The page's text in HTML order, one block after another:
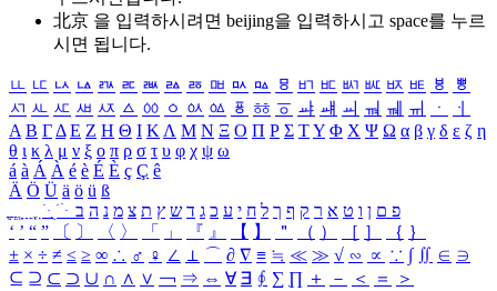
北京 을 입력하시려면 beijing을 입력하시고 space를 누르
시면 됩니다.
ㅥ ㅦ ㅧ ㅨ ㅩ ㅪ ㅫ ㅬ ㅭ ㅮ ㅯ ㅰ ㅱ ㅲ ㅳ ㅴ ㅵ ㅶ ㅷ ㅸ
ㅹ
ㅺ ㅻ ㅼ ㅽ ㅾ ㅿ ㆀ ㆁ ㆂ ㆃ ㆄ ㆅ ㆆ ㆇ ㆈ ㆉ ㆊ ㆋ ㆌ ㆍ
ㆎ
Α Β ΓΔ Ε Ζ Η Θ Ι ΚΛ Μ Ν Ξ Ο Π Ρ Σ ΤΥ Φ Χ Ψ Ω α β γ δ ε ζ η
θ ι κ λ μ ν ξ ο π ρ σ τ υ φ χ ψ ω
á à Á À é è É È ç Ç ê
Ä Ö Ü ä ö ü ß
ִֶֹ ֻּ ׁׂ פ ם ן ו ט א ר ק ף ך ל ח י ע כ ג ד ש ץ ת צ מ נ ה ב
‘ ’ “ ” 〔 〕 〈 〉 「 」 『 』 【 】 ＂ （ ） ［ ］ ｛ ｝
± × ÷ ≠ ≤ ≥ ∞ ∴ ♂ ♀ ∠ ⊥ ⌒ ∂ ∇ ≡ ≒ ≪ ≫ √ ∽ ∝ ∵ ∫ ∬ ∈ ∋
⊆ ⊇ ⊂ ⊃ ∪ ∩ ∧ ∨ ￢ ⇒ ⇔ ∀ ∃ ∮ ∑ ∏ ＋ － ＜ ＝
＞